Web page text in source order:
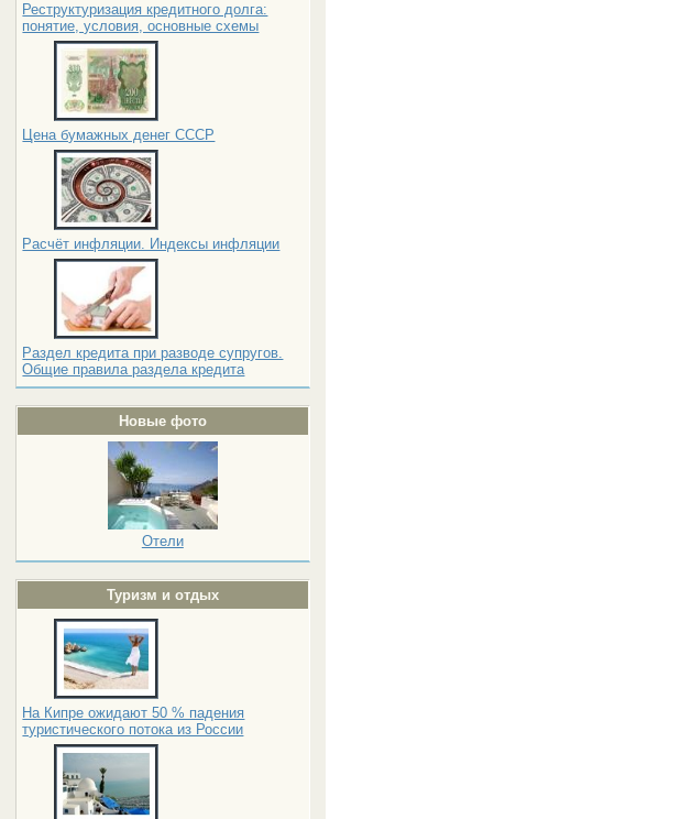
Реструктуризация кредитного долга:
понятие, условия, основные схемы
Цена бумажных денег СССР
Расчёт инфляции. Индексы инфляции
Раздел кредита при разводе супругов.
Общие правила раздела кредита
Новые фото
Отели
Туризм и отдых
На Кипре ожидают 50 % падения
туристического потока из России